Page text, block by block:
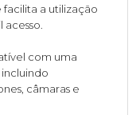
facilita a utilização
com uma
incluindo
câmaras e